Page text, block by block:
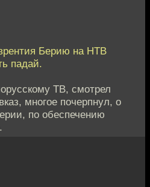
Берию на НТВ
падай.
ТВ, смотрел
многое почерпнул, о
по обеспечению